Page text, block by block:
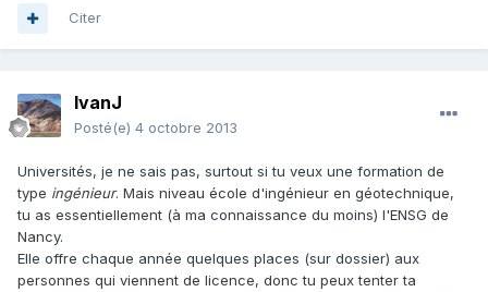
Citer
IvanJ
Posté(e) 4 octobre 2013
Universités, je ne sais pas, surtout si tu veux une formation de
type ingénieur. Mais niveau école d'ingénieur en géotechnique,
tu as essentiellement (à ma connaissance du moins) l'ENSG de
Nancy.
Elle offre chaque année quelques places (sur dossier) aux
personnes qui viennent de licence, donc tu peux tenter ta